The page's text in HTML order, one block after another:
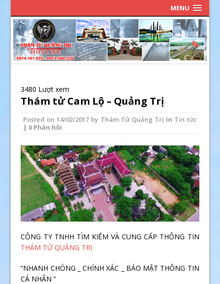
MENU
3480 Lượt xem
Thám tử Cam Lộ – Quảng Trị
Posted on 14/02/2017 by Thám Tử Quảng Trị in Tin tức
| 0 Phản hồi
CÔNG TY TNHH TÌM KIẾM VÀ CUNG CẤP THÔNG TIN
THÁM TỬ QUẢNG TRỊ
“NHANH CHÓNG _ CHÍNH XÁC _ BẢO MẬT THÔNG TIN
CÁ NHÂN ”